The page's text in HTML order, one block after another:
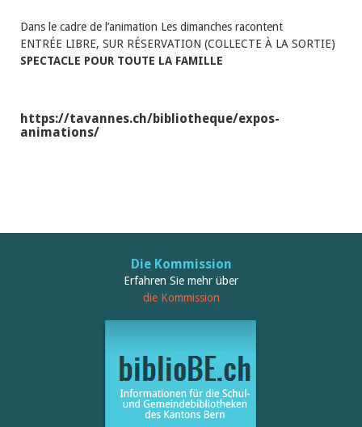
Dans le cadre de l’animation Les dimanches racontent
ENTRÉE LIBRE, SUR RÉSERVATION (COLLECTE À LA SORTIE)
SPECTACLE POUR TOUTE LA FAMILLE
https://tavannes.ch/bibliotheque/expos-
animations/
Die Kommission
Erfahren Sie mehr über
die Kommission